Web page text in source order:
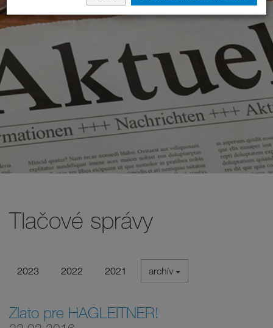
Tlačové správy
2023 2022 2021 archív
Zlato pre HAGLEITNER!